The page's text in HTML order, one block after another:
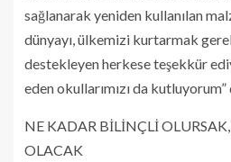
sağlanarak yeniden kullanılan
dünyayı, ülkemizi kurtarmak
destekleyen herkese teşekkür
eden okullarımızı da kutluyorum”
NE KADAR BİLİNÇLİ
OLACAK